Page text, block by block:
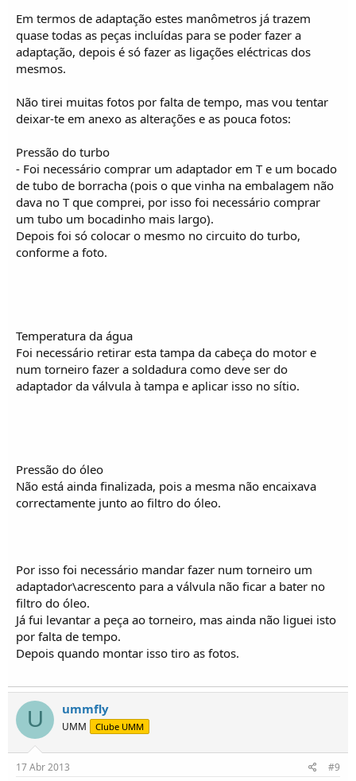
Em termos de adaptação estes manômetros já trazem
quase todas as peças incluídas para se poder fazer a
adaptação, depois é só fazer as ligações eléctricas dos
mesmos.
Não tirei muitas fotos por falta de tempo, mas vou tentar
deixar-te em anexo as alterações e as pouca fotos:
Pressão do turbo
- Foi necessário comprar um adaptador em T e um bocado
de tubo de borracha (pois o que vinha na embalagem não
dava no T que comprei, por isso foi necessário comprar
um tubo um bocadinho mais largo).
Depois foi só colocar o mesmo no circuito do turbo,
conforme a foto.
Temperatura da água
Foi necessário retirar esta tampa da cabeça do motor e
num torneiro fazer a soldadura como deve ser do
adaptador da válvula à tampa e aplicar isso no sítio.
Pressão do óleo
Não está ainda finalizada, pois a mesma não encaixava
correctamente junto ao filtro do óleo.
Por isso foi necessário mandar fazer num torneiro um
adaptador\acrescento para a válvula não ficar a bater no
filtro do óleo.
Já fui levantar a peça ao torneiro, mas ainda não liguei isto
por falta de tempo.
Depois quando montar isso tiro as fotos.
U ummfly
UMM Clube UMM
17 Abr 2013 #9